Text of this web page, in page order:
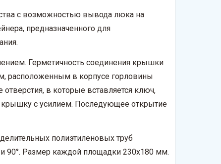
с возможностью вывода люка на
предназначенного для
Герметичность соединения крышки
расположенным в корпусе горловины
в которые вставляется ключ,
крышку с усилием. Последующее открытие
полиэтиленовых труб
90°. Размер каждой площадки 230х180 мм.